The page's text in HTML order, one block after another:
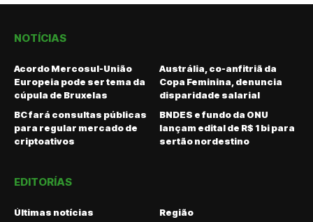
NOTÍCIAS
Acordo Mercosul-União
Europeia pode ser tema da
cúpula de Bruxelas
Austrália, co-anfitriã da
Copa Feminina, denuncia
disparidade salarial
BC fará consultas públicas
para regular mercado de
criptoativos
BNDES e fundo da ONU
lançam edital de R$ 1 bi para
sertão nordestino
EDITORÍAS
Últimas notícias Região